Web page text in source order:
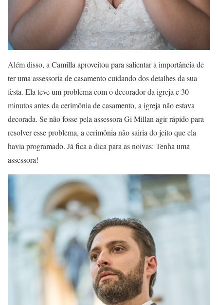
Além disso, a Camilla aproveitou para salientar a importância de
ter uma assessoria de casamento cuidando dos detalhes da sua
festa. Ela teve um problema com o decorador da igreja e 30
minutos antes da cerimônia de casamento, a igreja não estava
decorada. Se não fosse pela assessora Gi Millan agir rápido para
resolver esse problema, a cerimônia não sairia do jeito que ela
havia programado. Já fica a dica para as noivas: Tenha uma
assessora!